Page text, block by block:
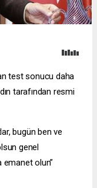
test sonucu daha
tarafından resmi
bugün ben ve
genel
emanet olun”